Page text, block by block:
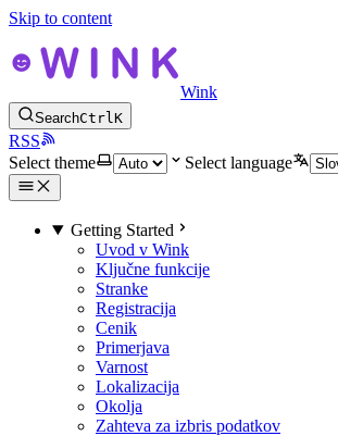
Skip to content
Wink
SearchCtrlK
RSS
Select theme
Select language
Getting Started
Uvod v Wink
Ključne funkcije
Stranke
Registracija
Cenik
Primerjava
Varnost
Lokalizacija
Okolja
Zahteva za izbris podatkov